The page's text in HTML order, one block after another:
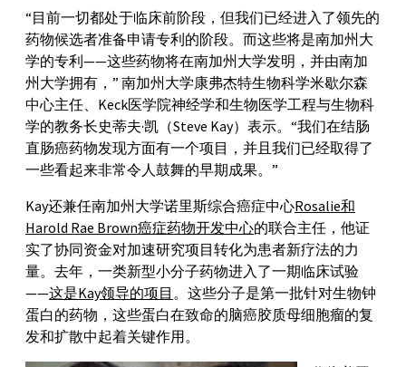
“目前一切都处于临床前阶段，但我们已经进入了领先的
药物候选者准备申请专利的阶段。而这些将是南加州大
学的专利——这些药物将在南加州大学发明，并由南加
州大学拥有，” 南加州大学康弗杰特生物科学米歇尔森
中心主任、Keck医学院神经学和生物医学工程与生物科
学的教务长史蒂夫·凯（Steve Kay）表示。“我们在结肠
直肠癌药物发现方面有一个项目，并且我们已经取得了
一些看起来非常令人鼓舞的早期成果。”
Kay还兼任南加州大学诺里斯综合癌症中心Rosalie和
Harold Rae Brown癌症药物开发中心的联合主任，他证
实了协同资金对加速研究项目转化为患者新疗法的力
量。去年，一类新型小分子药物进入了一期临床试验
——这是Kay领导的项目 。这些分子是第一批针对生物钟
蛋白的药物，这些蛋白在致命的脑癌胶质母细胞瘤的复
发和扩散中起着关键作用。